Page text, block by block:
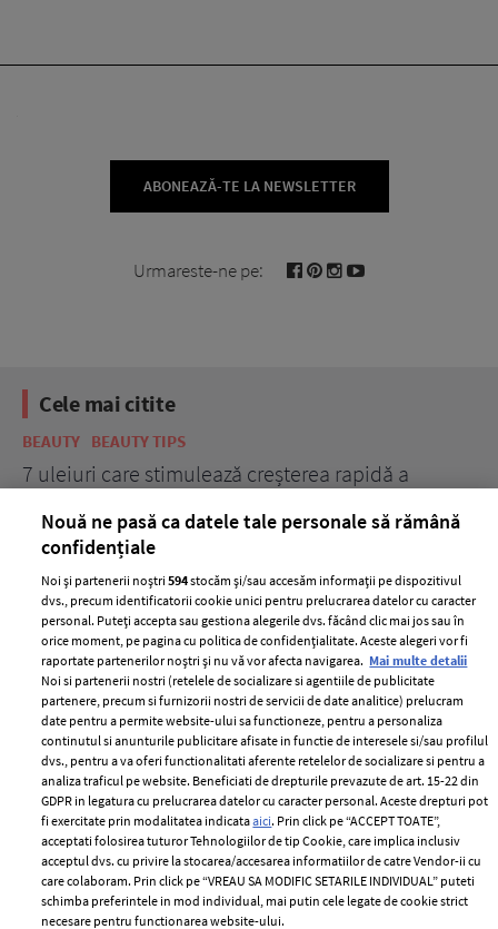
ABONEAZĂ-TE LA NEWSLETTER
Urmareste-ne pe:
Cele mai citite
BEAUTY BEAUTY TIPS
7 uleiuri care stimulează creșterea rapidă a
ELLE Style Awards
2024
Despre ELLE
Romania
Contact
Abonamente
Termeni si conditii
Politica de
confidențialitate
Politica de cookies
Publicitate
Nouă ne pasă ca datele tale personale să rămână
confidențiale
Noi și partenerii noștri594stocăm și/sau accesăm informații pe dispozitivul
dvs., precum identificatorii cookie unici pentru prelucrarea datelor cu caracter
personal. Puteți accepta sau gestiona alegerile dvs. făcând clic mai jos sau în
orice moment, pe pagina cu politica de confidențialitate. Aceste alegeri vor fi
raportate partenerilor noștri și nu vă vor afecta navigarea. Mai multe detalii
Noi si partenerii nostri (retelele de socializare si agentiile de publicitate
partenere, precum si furnizorii nostri de servicii de date analitice) prelucram
date pentru a permite website-ului sa functioneze, pentru a personaliza
continutul si anunturile publicitare afisate in functie de interesele si/sau profilul
dvs., pentru a va oferi functionalitati aferente retelelor de socializare si pentru a
analiza traficul pe website. Beneficiati de drepturile prevazute de art. 15-22 din
GDPR in legatura cu prelucrarea datelor cu caracter personal. Aceste drepturi pot
fi exercitate prin modalitatea indicataaici. Prin click pe “ACCEPT TOATE”,
acceptati folosirea tuturor Tehnologiilor de tip Cookie, care implica inclusiv
acceptul dvs. cu privire la stocarea/accesarea informatiilor de catre Vendor-ii cu
care colaboram. Prin click pe “VREAU SA MODIFIC SETARILE INDIVIDUAL” puteti
schimba preferintele in mod individual, mai putin cele legate de cookie strict
necesare pentru functionarea website-ului.